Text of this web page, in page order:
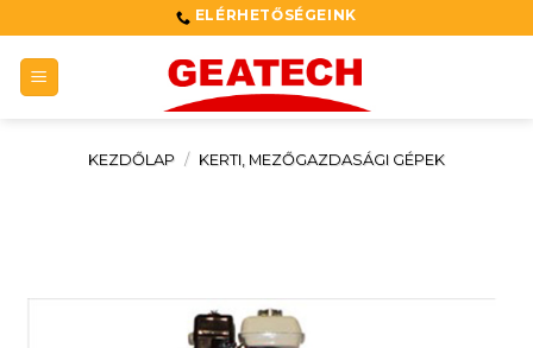
content
ELÉRHETŐSÉGEINK
KEZDŐLAP / KERTI, MEZŐGAZDASÁGI GÉPEK